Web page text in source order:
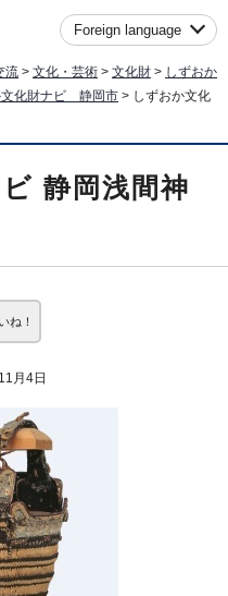
Foreign language
流 > 文化・芸術 > 文化財 > しずおか
文化財ナビ 静岡市 > しずおか文化
静岡浅間神
ね！
月4日